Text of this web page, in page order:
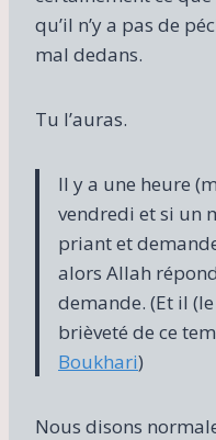
qu’il n’y a pas de
mal dedans.
Tu l’auras.
Il y a une heure
vendredi et si un
priant et
alors Allah
demande. (Et il
brièveté de ce
Boukhari)
Nous disons